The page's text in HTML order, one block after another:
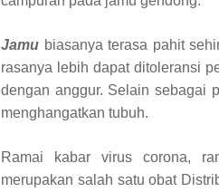
Jamu biasanya terasa pahit
rasanya lebih dapat ditoleransi
dengan anggur. Selain sebagai
menghangatkan tubuh.
Ramai kabar virus corona,
merupakan salah satu obat